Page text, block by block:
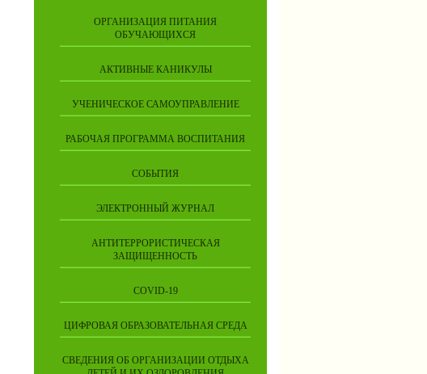
ОРГАНИЗАЦИЯ ПИТАНИЯ
ОБУЧАЮЩИХСЯ
АКТИВНЫЕ КАНИКУЛЫ
УЧЕНИЧЕСКОЕ САМОУПРАВЛЕНИЕ
РАБОЧАЯ ПРОГРАММА ВОСПИТАНИЯ
СОБЫТИЯ
ЭЛЕКТРОННЫЙ ЖУРНАЛ
АНТИТЕРРОРИСТИЧЕСКАЯ
ЗАЩИЩЕННОСТЬ
COVID-19
ЦИФРОВАЯ ОБРАЗОВАТЕЛЬНАЯ СРЕДА
СВЕДЕНИЯ ОБ ОРГАНИЗАЦИИ ОТДЫХА